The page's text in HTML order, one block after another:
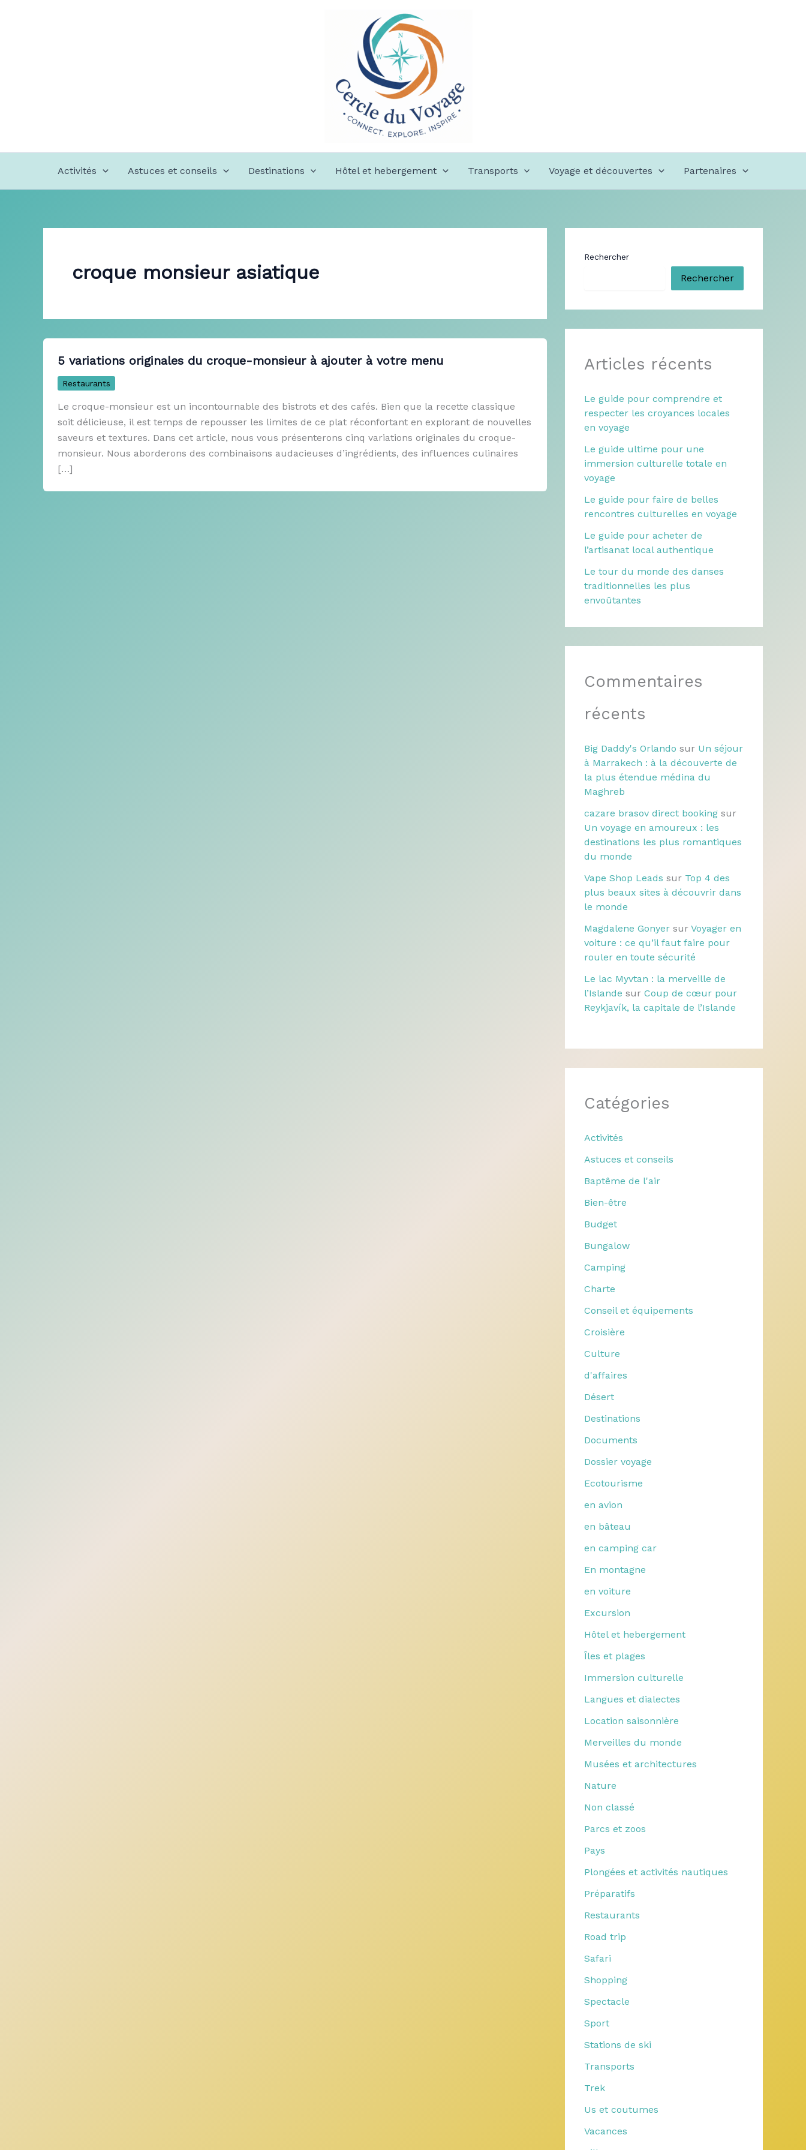
Activités Astuces et conseils Destinations Hôtel et hebergement Transports Voyage et découvertes Partenaires
croque monsieur asiatique
5 variations originales du croque-monsieur à ajouter à votre menu
Restaurants
Le croque-monsieur est un incontournable des bistrots et des cafés. Bien que la recette classique
soit délicieuse, il est temps de repousser les limites de ce plat réconfortant en explorant de nouvelles
saveurs et textures. Dans cet article, nous vous présenterons cinq variations originales du croque-
monsieur. Nous aborderons des combinaisons audacieuses d’ingrédients, des influences culinaires
[…]
Rechercher
Rechercher
Articles récents
Le guide pour comprendre et
respecter les croyances locales
en voyage
Le guide ultime pour une
immersion culturelle totale en
voyage
Le guide pour faire de belles
rencontres culturelles en voyage
Le guide pour acheter de
l’artisanat local authentique
Le tour du monde des danses
traditionnelles les plus
envoûtantes
Commentaires
récents
Big Daddy's Orlando sur Un séjour
à Marrakech : à la découverte de
la plus étendue médina du
Maghreb
cazare brasov direct booking sur
Un voyage en amoureux : les
destinations les plus romantiques
du monde
Vape Shop Leads sur Top 4 des
plus beaux sites à découvrir dans
le monde
Magdalene Gonyer sur Voyager en
voiture : ce qu’il faut faire pour
rouler en toute sécurité
Le lac Myvtan : la merveille de
l’Islande sur Coup de cœur pour
Reykjavík, la capitale de l’Islande
Catégories
Activités
Astuces et conseils
Baptême de l'air
Bien-être
Budget
Bungalow
Camping
Charte
Conseil et équipements
Croisière
Culture
d'affaires
Désert
Destinations
Documents
Dossier voyage
Ecotourisme
en avion
en bâteau
en camping car
En montagne
en voiture
Excursion
Hôtel et hebergement
Îles et plages
Immersion culturelle
Langues et dialectes
Location saisonnière
Merveilles du monde
Musées et architectures
Nature
Non classé
Parcs et zoos
Pays
Plongées et activités nautiques
Préparatifs
Restaurants
Road trip
Safari
Shopping
Spectacle
Sport
Stations de ski
Transports
Trek
Us et coutumes
Vacances